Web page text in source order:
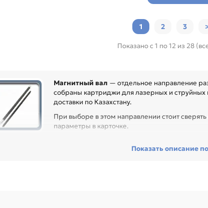
1 2 3
Показано с 1 по 12 из 28
Магнитный вал — отдельное направление
собраны картриджи для лазерных и
доставки по Казахстану.
При выборе в этом направлении стоит
параметры в карточке.
без ошибок по совместимости, особенно при
Показать описание